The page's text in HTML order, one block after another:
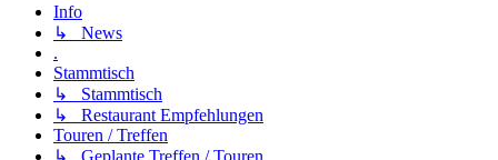
Info
↳ News
.
Stammtisch
↳ Stammtisch
↳ Restaurant Empfehlungen
Touren / Treffen
↳ Geplante Treffen / Touren